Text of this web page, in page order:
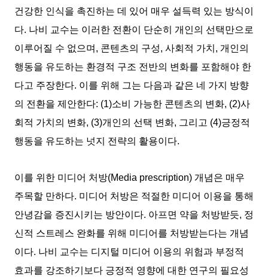
건강한 인식을 촉진하는 데 있어 매우 설득력 있는 방식이
다. 나비 교수는 이러한 전환이 단순히 개인의 선택만으로
이루어질 수 없으며, 콘텐츠의 구성, 사회적 가치, 개인의
행동을 유도하는 환경적 구조 전반의 변화를 포함해야 한
다고 주장한다. 이를 위해 그는 다음과 같은 네 가지 방향
의 전환을 제안한다: (1)소비 가능한 콘텐츠의 변화, (2)사
회적 가치의 변화, (3)개인의 선택 변화, 그리고 (4)긍정적
행동을 유도하는 넛지 전략의 활용이다.
이를 위한 미디어 처방(Media prescription) 개념은 매우
주목할 만하다. 미디어 처방은 적절한 미디어 이용을 통해
안녕감을 증진시키는 방안이다. 아프면 약을 처방받듯, 정
신적 스트레스 완화를 위해 미디어를 처방받는다는 개념
이다. 나비 교수는 디지털 미디어 이용의 위험과 부정적
효과를 강조하기보다 긍정적 영향에 대한 연구의 필요성